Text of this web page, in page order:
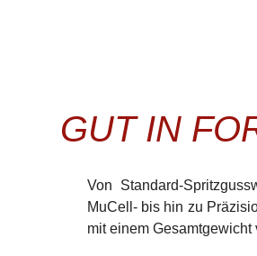
GUT IN
Von Standard-
MuCell- bis hin zu
mit einem